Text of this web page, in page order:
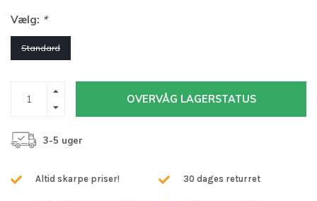
Vælg: *
Standard
OVERVÅG LAGERSTATUS
3-5 uger
Altid skarpe priser! 30 dages returret